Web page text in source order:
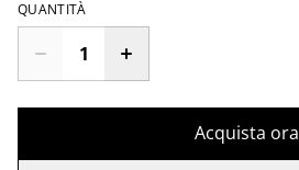
QUANTITÀ
Acquista ora